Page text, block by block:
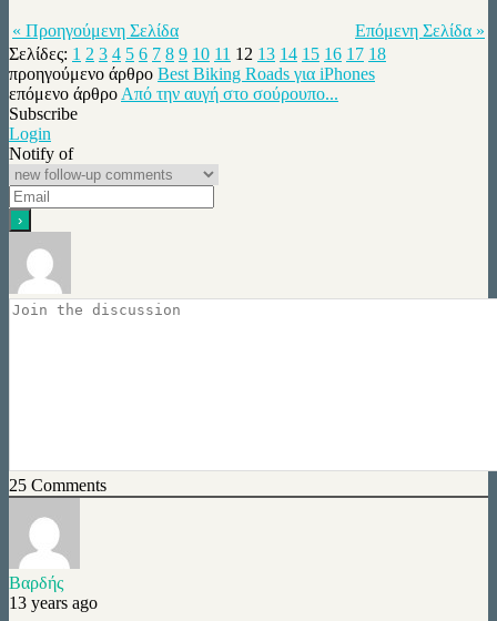
« Προηγούμενη Σελίδα
Επόμενη Σελίδα »
Σελίδες: 1 2 3 4 5 6 7 8 9 10 11 12 13 14 15 16 17 18
προηγούμενο άρθρο Best Biking Roads για iPhones
επόμενο άρθρο Από την αυγή στο σούρουπο...
Subscribe
Login
Notify of
25 Comments
Βαρδής
13 years ago